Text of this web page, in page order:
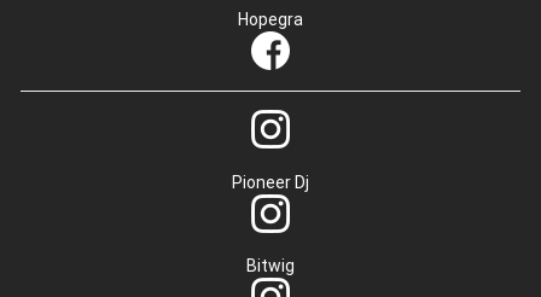
Hopegra
Pioneer Dj
Bitwig